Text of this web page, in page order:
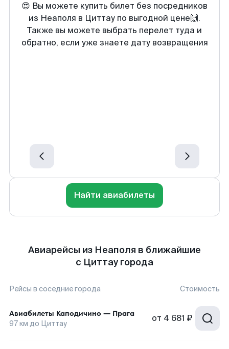
😍 Вы можете купить билет без посредников
из Неаполя в Циттау по выгодной цене🙌.
Также вы можете выбрать перелет туда и
обратно, если уже знаете дату возвращения
Найти авиабилеты
Авиарейсы из Неаполя в ближайшие
с Циттау города
Рейсы в соседние города Стоимость
Авиабилеты Каподичино — Прага
97км до Циттау от 4 681 ₽